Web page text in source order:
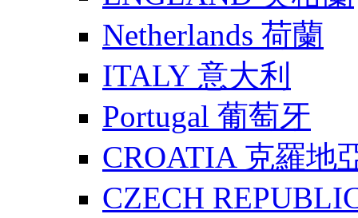
Netherlands 荷蘭
ITALY 意大利
Portugal 葡萄牙
CROATIA 克羅地
CZECH